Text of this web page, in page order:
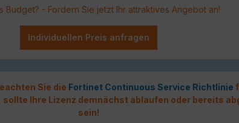
Budget? - Fordern Sie jetzt Ihr attraktives Angebot an!
Individuellen Preis anfragen
Sie die Fortinet Continuous Service Richtlinie
sollte Ihre Lizenz demnächst ablaufen oder bereits
sein!